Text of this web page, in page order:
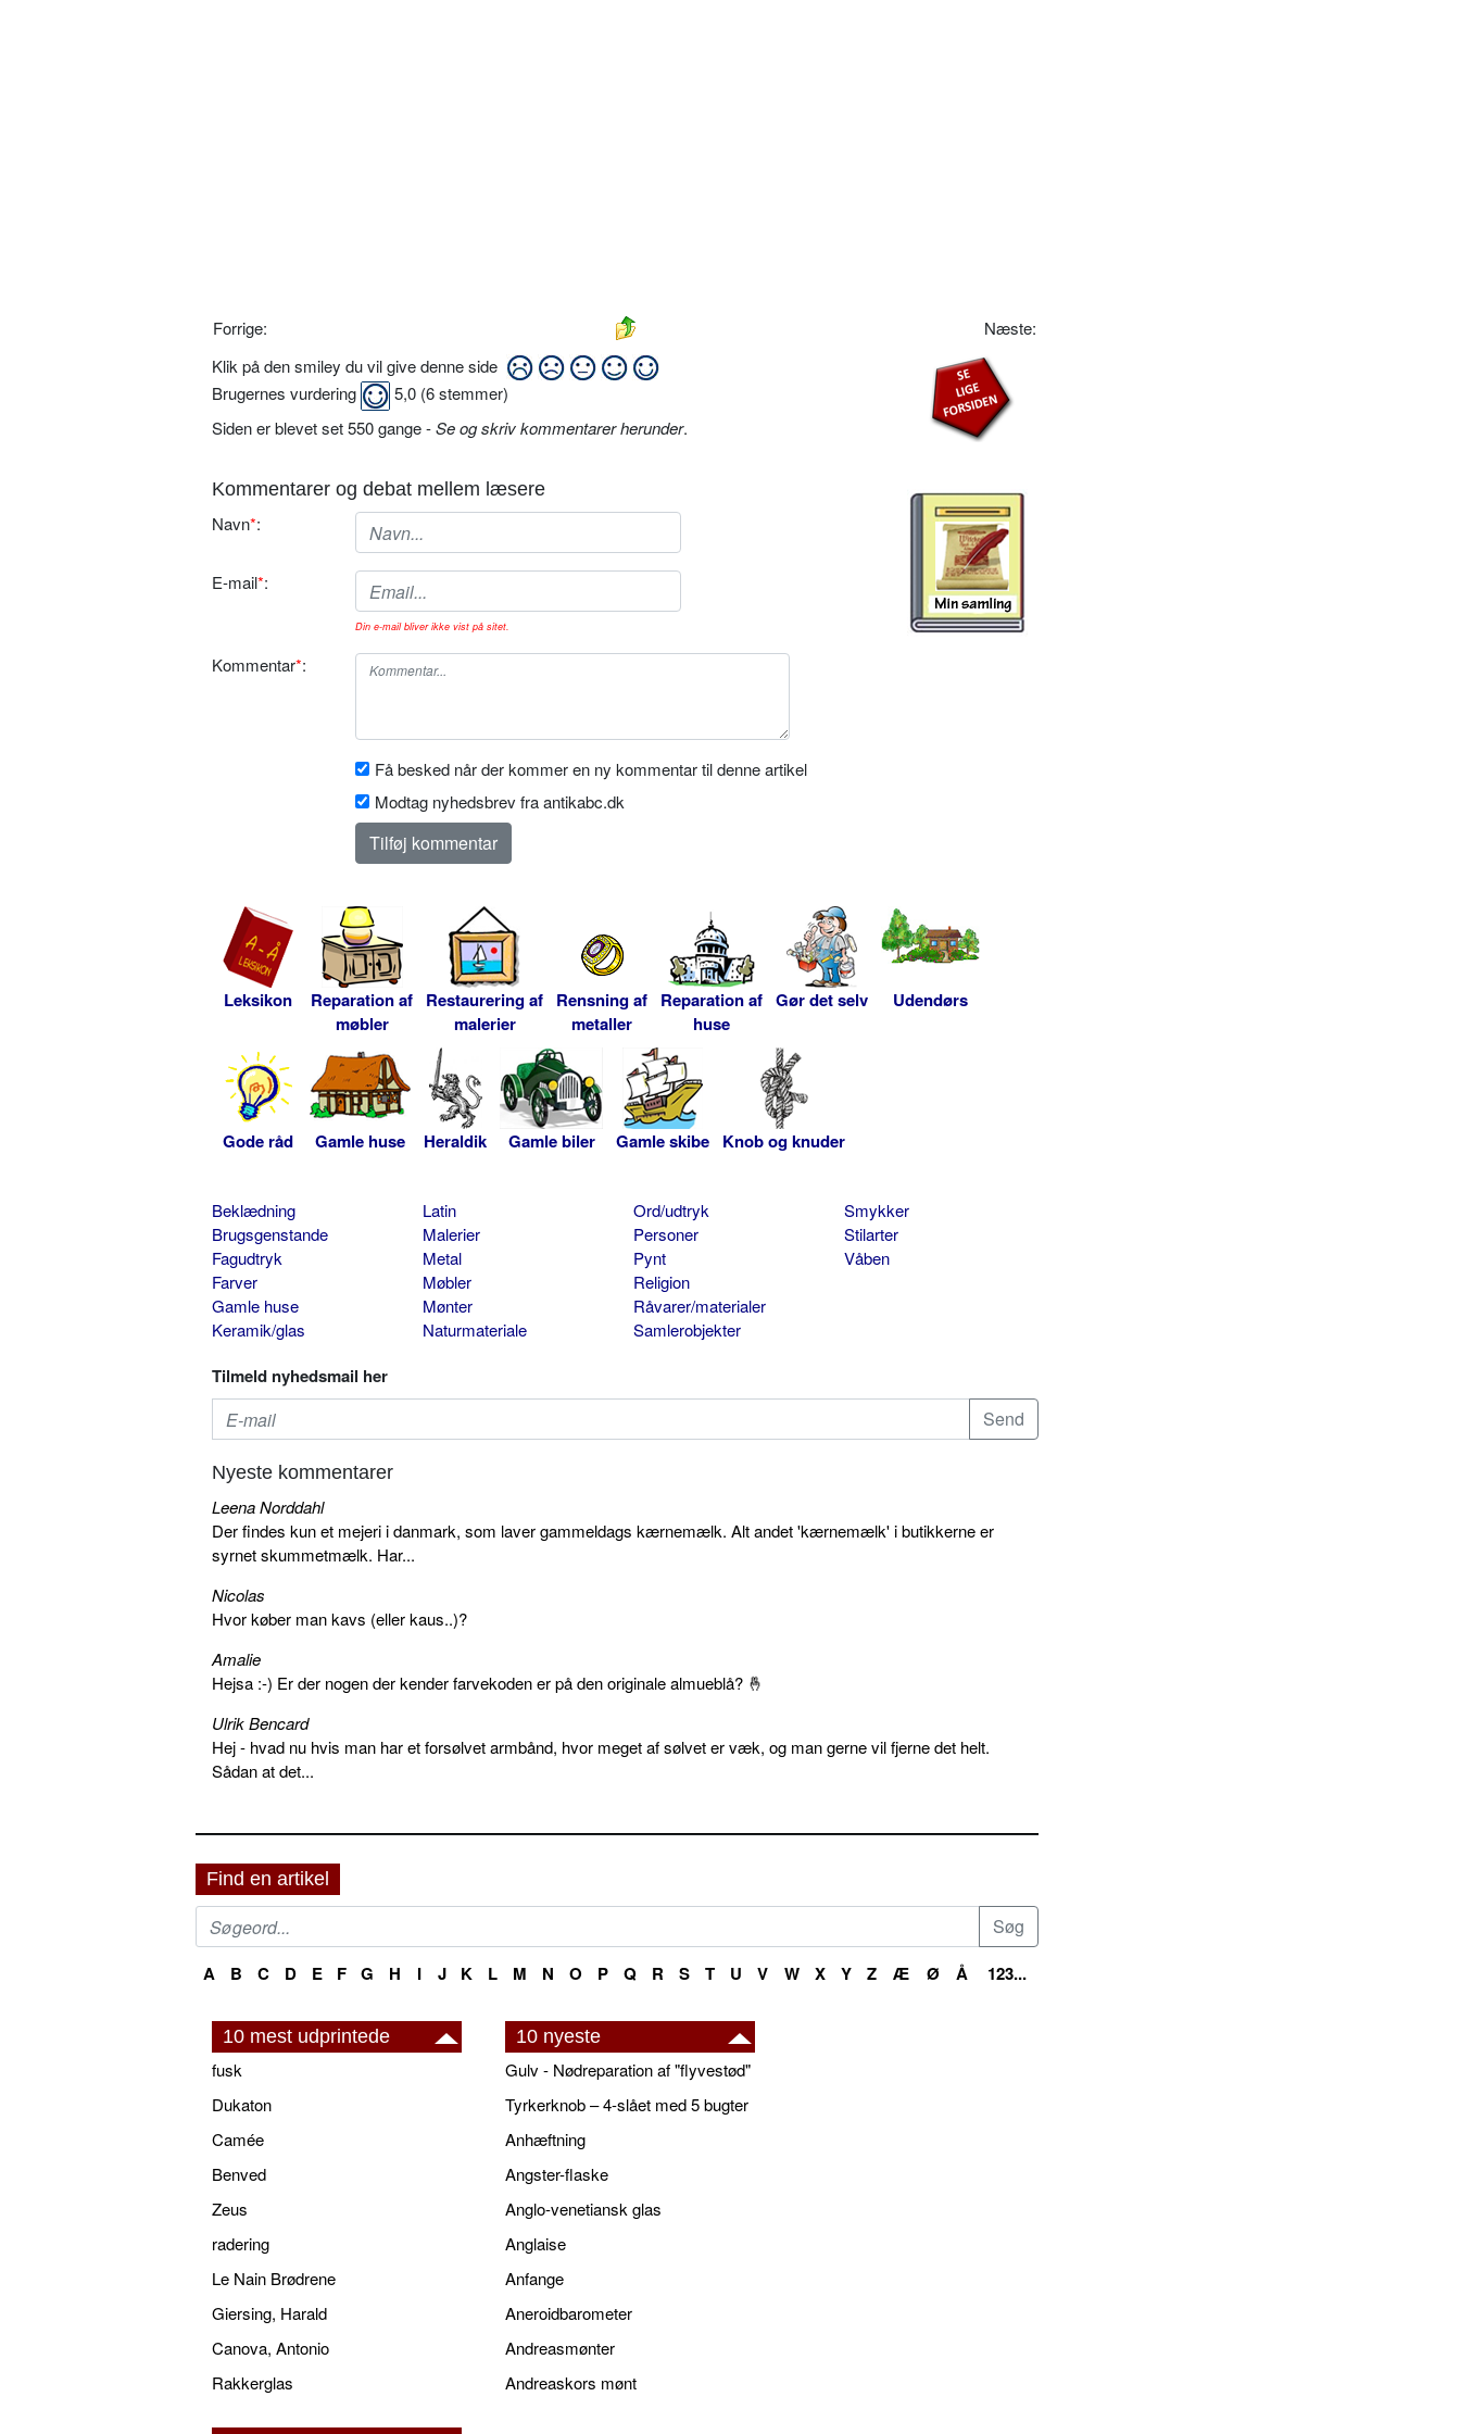
Forrige:
Næste:
Klik på den smiley du vil give denne side
Brugernes vurdering
5,0 (6stemmer)
Siden er blevet set 550 gange -Se og skriv kommentarer herunder.
Kommentarer og debat mellem læsere
Navn*:
E-mail*:
Din e-mail bliver ikke vist på sitet.
Kommentar*:
Få besked når der kommer en ny kommentar til denne artikel
Modtag nyhedsbrev fra antikabc.dk
Leksikon
Reparation af
møbler
Restaurering af
malerier
Rensning af
metaller
Reparation af
huse
Gør det selv Udendørs
Gode råd Gamle huse Heraldik Gamle biler Gamle skibe Knob og knuder
Beklædning
Brugsgenstande
Fagudtryk
Farver
Gamle huse
Keramik/glas
Latin
Malerier
Metal
Møbler
Mønter
Naturmateriale
Ord/udtryk
Personer
Pynt
Religion
Råvarer/materialer
Samlerobjekter
Smykker
Stilarter
Våben
Tilmeld nyhedsmail her
Nyeste kommentarer
Leena Norddahl
Der findes kun et mejeri i danmark, som laver gammeldags kærnemælk. Alt andet 'kærnemælk' i butikkerne er
syrnet skummetmælk. Har...
Nicolas
Hvor køber man kavs (eller kaus..)?
Amalie
Hejsa :-) Er der nogen der kender farvekoden er på den originale almueblå? 🤞
Ulrik Bencard
Hej - hvad nu hvis man har et forsølvet armbånd, hvor meget af sølvet er væk, og man gerne vil fjerne det helt.
Sådan at det...
Find en artikel
A B C D E F G H I J K L M N O P Q R S T U V W X Y Z Æ Ø Å 123...
10 mest udprintede
fusk
Dukaton
Camée
Benved
Zeus
radering
Le Nain Brødrene
Giersing, Harald
Canova, Antonio
Rakkerglas
10 nyeste
Gulv - Nødreparation af "flyvestød"
Tyrkerknob – 4-slået med 5 bugter
Anhæftning
Angster-flaske
Anglo-venetiansk glas
Anglaise
Anfange
Aneroidbarometer
Andreasmønter
Andreaskors mønt